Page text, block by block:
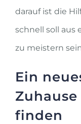
darauf ist die
schnell soll aus
zu meistern
Ein
Zuhause
finden